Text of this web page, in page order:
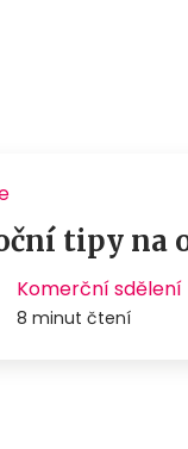
tipy na
Komerční sdělení
8 minut čtení